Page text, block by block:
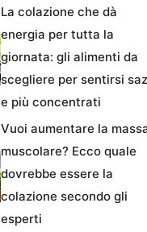
La colazione che dà
energia per tutta la
giornata: gli alimenti da
scegliere per sentirsi
e più concentrati
Vuoi aumentare la
muscolare? Ecco quale
dovrebbe essere la
colazione secondo gli
esperti